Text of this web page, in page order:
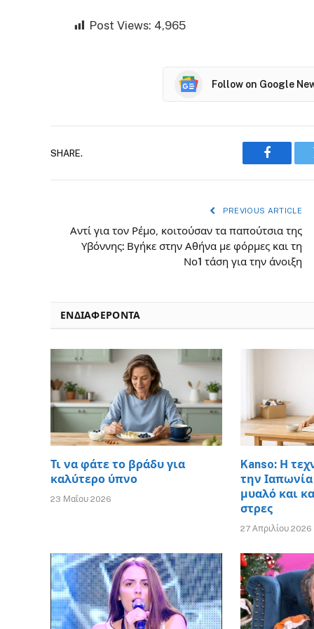
Post Views: 4,965
Follow on Google
SHARE.
PREVIOUS ARTICLE
Αντί για τον Ρέμο, κοιτούσαν τα παπούτσια της
Υβόννης: Βγήκε στην Αθήνα με φόρμες και τη
Νο1 τάση για την άνοιξη
ΕΝΔΙΑΦΈΡΟΝΤΑ
Τι να φάτε το βράδυ για
καλύτερο ύπνο
23 Μαΐου 2026
Kanso: Η
την
μυαλό και
στρες
27 Απριλίου 2026